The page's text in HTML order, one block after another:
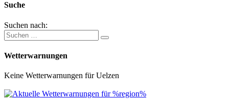
Suche
Suchen nach:
Wetterwarnungen
Keine Wetterwarnungen für Uelzen